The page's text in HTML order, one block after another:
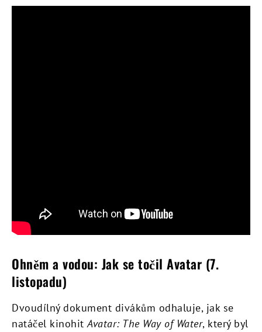
Ohněm a vodou: Jak se točil Avatar (7.
listopadu)
Dvoudílný dokument divákům odhaluje, jak se
natáčel kinohitAvatar: The Way of Water, který byl